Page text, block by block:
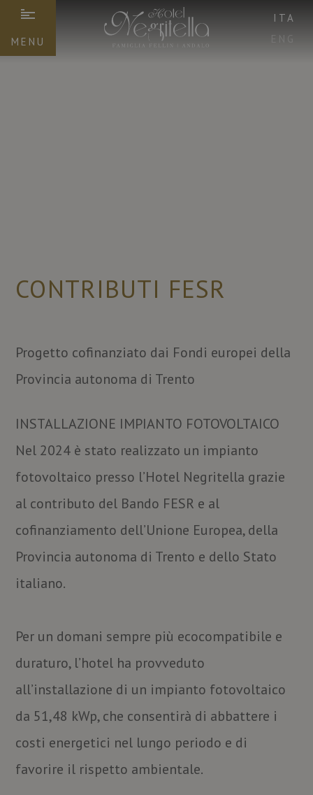
ITA
ENG
MENU
CONTRIBUTI FESR
Progetto cofinanziato dai Fondi europei della
Provincia autonoma di Trento
INSTALLAZIONE IMPIANTO FOTOVOLTAICO
Nel 2024 è stato realizzato un impianto
fotovoltaico presso l’Hotel Negritella grazie
al contributo del Bando FESR e al
cofinanziamento dell’Unione Europea, della
Provincia autonoma di Trento e dello Stato
italiano.
Per un domani sempre più ecocompatibile e
duraturo, l’hotel ha provveduto
all’installazione di un impianto fotovoltaico
da 51,48 kWp, che consentirà di abbattere i
costi energetici nel lungo periodo e di
favorire il rispetto ambientale.